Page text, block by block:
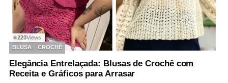
◉220Views
BLUSA
CROCHÊ
Elegância Entrelaçada: Blusas de Crochê com
Receita e Gráficos para Arrasar